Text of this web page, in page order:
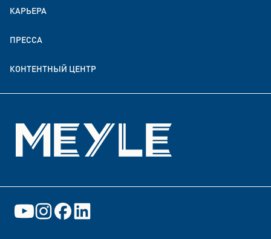
События
КАРЬЕРА
ПРЕССА
КОНТЕНТНЫЙ ЦЕНТР